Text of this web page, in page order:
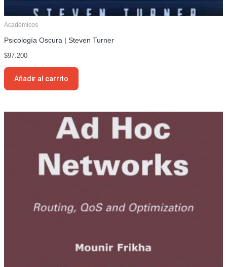
Académicos
Psicología Oscura | Steven Turner
$97.200
Añadir al carrito